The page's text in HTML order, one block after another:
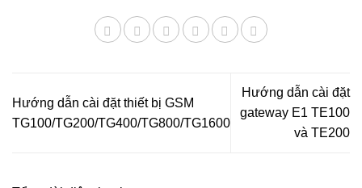
Hướng dẫn cài đặt thiết bị GSM
TG100/TG200/TG400/TG800/TG1600
Hướng dẫn cài đặt
gateway E1 TE100
và TE200